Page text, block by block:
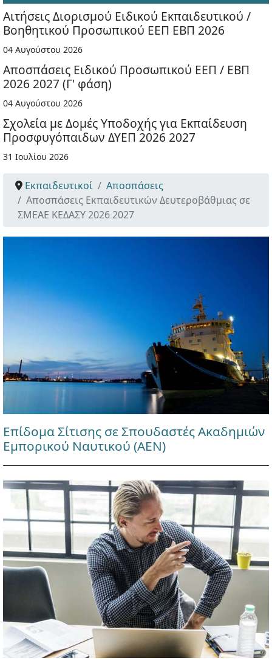
Αιτήσεις Διορισμού Ειδικού Εκπαιδευτικού /
Βοηθητικού Προσωπικού ΕΕΠ ΕΒΠ 2026
04 Αυγούστου 2026
Αποσπάσεις Ειδικού Προσωπικού ΕΕΠ / ΕΒΠ
2026 2027 (Γ' φάση)
04 Αυγούστου 2026
Σχολεία με Δομές Υποδοχής για Εκπαίδευση
Προσφυγόπαιδων ΔΥΕΠ 2026 2027
31 Ιουλίου 2026
Εκπαιδευτικοί
Αποσπάσεις
Αποσπάσεις Εκπαιδευτικών Δευτεροβάθμιας σε
ΣΜΕΑΕ ΚΕΔΑΣΥ 2026 2027
Επίδομα Σίτισης σε Σπουδαστές Ακαδημιών
Εμπορικού Ναυτικού (ΑΕΝ)